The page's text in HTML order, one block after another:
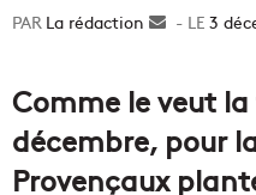
La rédaction
Envoyer
3
Comme le veut
décembre, pour
Provençaux